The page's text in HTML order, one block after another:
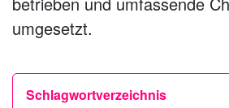
umgesetzt.
Schlagwortverzeichnis